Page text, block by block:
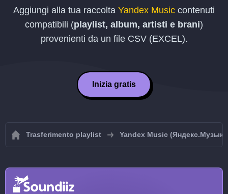
Aggiungi alla tua raccolta Yandex Music contenuti
compatibili (playlist, album, artisti e brani)
provenienti da un file CSV (EXCEL).
Inizia gratis
Trasferimento playlist Yandex Music